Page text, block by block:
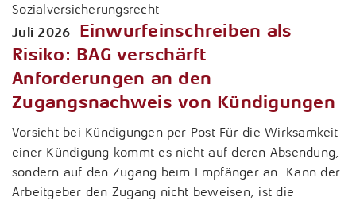
Sozialversicherungsrecht
Juli 2026
Einwurfeinschreiben als
Risiko: BAG verschärft
Anforderungen an den
Zugangsnachweis von Kündigungen
Vorsicht bei Kündigungen per Post Für die Wirksamkeit
einer Kündigung kommt es nicht auf deren Absendung,
sondern auf den Zugang beim Empfänger an. Kann der
Arbeitgeber den Zugang nicht beweisen, ist die